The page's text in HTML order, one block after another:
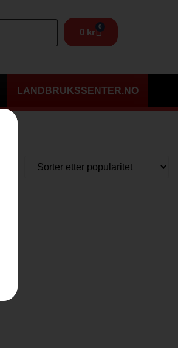
0 kr
0
LANDBRUKSSENTER.NO